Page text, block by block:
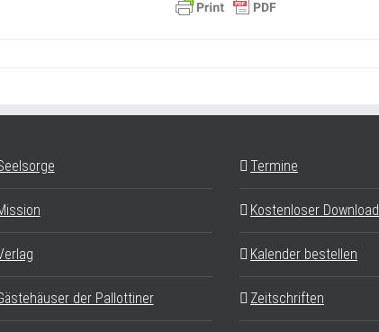
der Pallottiner
Termine
Kostenloser Download
Kalender bestellen
Zeitschriften